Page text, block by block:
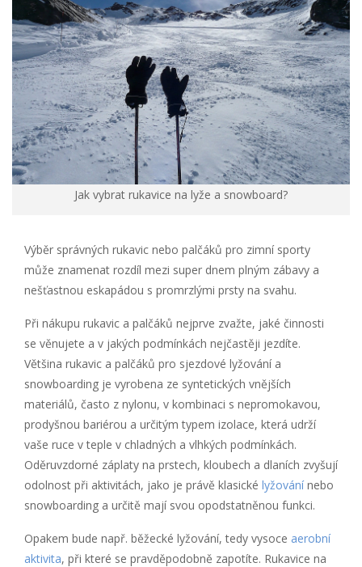
Jak vybrat rukavice na lyže a snowboard?
Výběr správných rukavic nebo palčáků pro zimní sporty
může znamenat rozdíl mezi super dnem plným zábavy a
nešťastnou eskapádou s promrzlými prsty na svahu.
Při nákupu rukavic a palčáků nejprve zvažte, jaké činnosti
se věnujete a v jakých podmínkách nejčastěji jezdíte.
Většina rukavic a palčáků pro sjezdové lyžování a
snowboarding je vyrobena ze syntetických vnějších
materiálů, často z nylonu, v kombinaci s nepromokavou,
prodyšnou bariérou a určitým typem izolace, která udrží
vaše ruce v teple v chladných a vlhkých podmínkách.
Oděruvzdorné záplaty na prstech, kloubech a dlaních zvyšují
odolnost při aktivitách, jako je právě klasické lyžovánínebo
snowboarding a určitě mají svou opodstatněnou funkci.
Opakem bude např. běžecké lyžování, tedy vysoce aerobní
aktivita, při které se pravděpodobně zapotíte. Rukavice na